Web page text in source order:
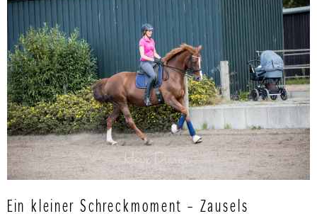
Ein kleiner Schreckmoment – Zausels